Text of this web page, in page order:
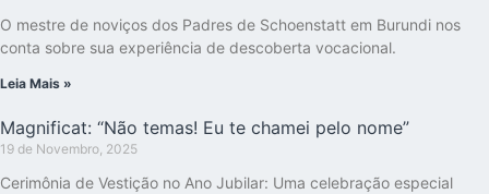
O mestre de noviços dos Padres de Schoenstatt em Burundi nos
conta sobre sua experiência de descoberta vocacional.
Leia Mais »
Magnificat: “Não temas! Eu te chamei pelo nome”
19 de Novembro, 2025
Cerimônia de Vestição no Ano Jubilar: Uma celebração especial